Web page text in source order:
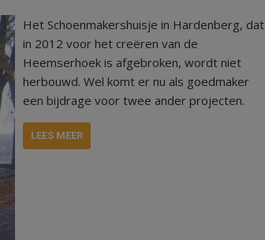
Het Schoenmakershuisje in Hardenberg, dat
in 2012 voor het creëren van de
Heemserhoek is afgebroken, wordt niet
herbouwd. Wel komt er nu als goedmaker
een bijdrage voor twee ander projecten.
LEES MEER